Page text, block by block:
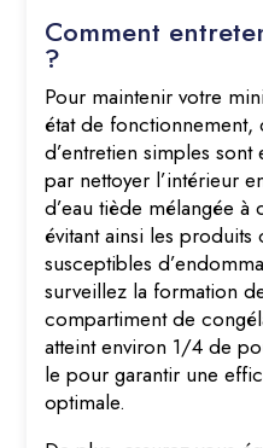
Comment
?
Pour maintenir votre
état de fonctionnement,
d’entretien simples
par nettoyer l’intérieur
d’eau tiède mélangée
évitant ainsi les produits
susceptibles
surveillez la formation
compartiment de
atteint environ 1/4 de
le pour garantir une
optimale.